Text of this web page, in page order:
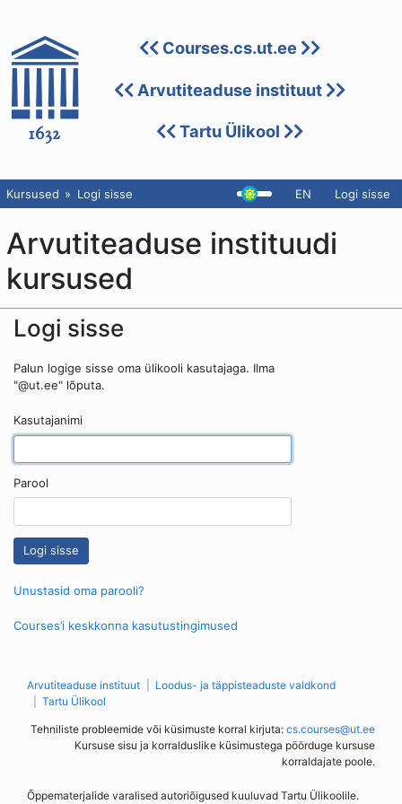
Courses.cs.ut.ee
Arvutiteaduse instituut
Tartu Ülikool
Kursused Logi sisse EN Logi sisse
Arvutiteaduse instituudi
kursused
Logi sisse
Palun logige sisse oma ülikooli kasutajaga. Ilma
"@ut.ee" lõputa.
Kasutajanimi
Parool
Unustasid oma parooli?
Courses’i keskkonna kasutustingimused
Arvutiteaduse instituut
Loodus- ja täppisteaduste valdkond
Tartu Ülikool
Tehniliste probleemide või küsimuste korral kirjuta: cs.courses@ut.ee
Kursuse sisu ja korralduslike küsimustega pöörduge kursuse
korraldajate poole.
Õppematerjalide varalised autoriõigused kuuluvad Tartu Ülikoolile.